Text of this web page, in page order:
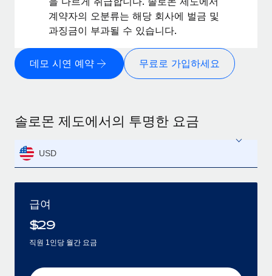
계약자의 오분류는 해당 회사에 벌금 및
과징금이 부과될 수 있습니다.
데모 시연 예약 무료로 가입하세요
솔로몬 제도에서의 투명한 요금
USD
급여
$29
직원 1인당 월간 요금